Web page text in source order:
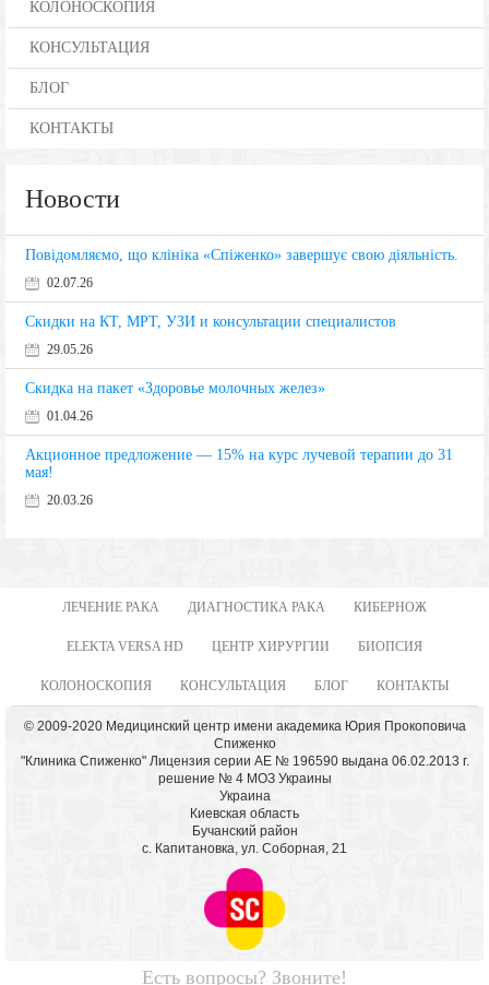
КОЛОНОСКОПИЯ
КОНСУЛЬТАЦИЯ
БЛОГ
КОНТАКТЫ
Новости
Повідомляємо, що клініка «Спіженко» завершує свою діяльність.
02.07.26
Скидки на КТ, МРТ, УЗИ и консультации специалистов
29.05.26
Скидка на пакет «Здоровье молочных желез»
01.04.26
Акционное предложение — 15% на курс лучевой терапии до 31
мая!
20.03.26
ЛЕЧЕНИЕ РАКА ДИАГНОСТИКА РАКА КИБЕРНОЖ
ELEKTA VERSA HD ЦЕНТР ХИРУРГИИ БИОПСИЯ
КОЛОНОСКОПИЯ КОНСУЛЬТАЦИЯ БЛОГ КОНТАКТЫ
© 2009-2020 Медицинский центр имени академика Юрия Прокоповича
Спиженко
"Клиника Спиженко" Лицензия серии АЕ № 196590 выдана 06.02.2013 г.
решение № 4 МОЗ Украины
Украина
Киевская область
Бучанский район
с. Капитановка, ул. Соборная, 21
Есть вопросы? Звоните!